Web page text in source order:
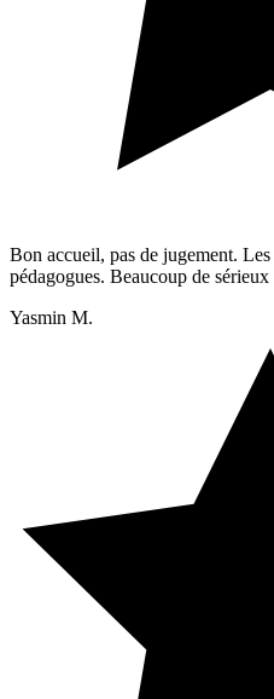
Bon accueil, pas de jugement.
pédagogues. Beaucoup de
Yasmin M.